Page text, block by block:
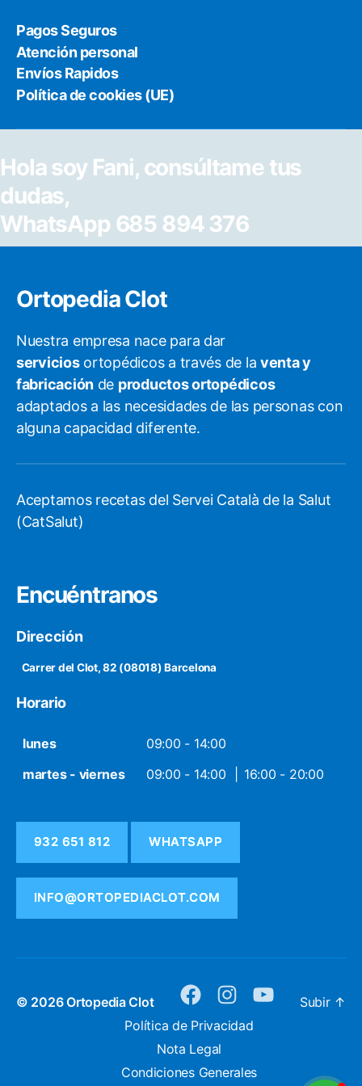
la
página
de
producto
Pagos Seguros
Atención personal
Envíos Rapidos
Política de cookies (UE)
Hola soy Fani, consúltame tus
dudas,
WhatsApp 685 894 376
Ortopedia Clot
Nuestra empresa nace para dar
serviciosortopédicos a través de laventa y
fabricación de productos ortopédicos
adaptados a las necesidades de las personas con
alguna capacidad diferente.
Aceptamos recetas del Servei Català de la Salut
(CatSalut)
Encuéntranos
Dirección
Carrer del Clot, 82 (08018) Barcelona
Horario
lunes
09:00 - 14:00
martes - viernes
09:00 - 14:00 16:00 - 20:00
932 651 812 WHATSAPP
INFO@ORTOPEDIACLOT.COM
© 2026Ortopedia Clot facebookinstagramyoutubeSubir ↑
Política de Privacidad
Nota Legal
Condiciones Generales